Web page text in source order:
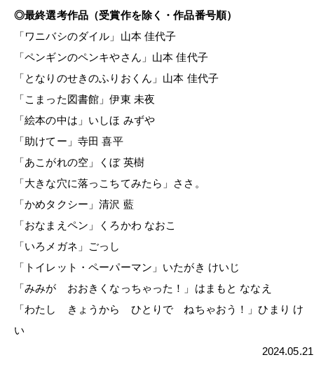
◎最終選考作品（受賞作を除く・作品番号順）
「ワニバシのダイル」山本 佳代子
「ペンギンのペンキやさん」山本 佳代子
「となりのせきのふりおくん」山本 佳代子
「こまった図書館」伊東 未夜
「絵本の中は」いしほ みずや
「助けてー」寺田 喜平
「あこがれの空」くぼ 英樹
「大きな穴に落っこちてみたら」ささ。
「かめタクシー」清沢 藍
「おなまえペン」くろかわ なおこ
「いろメガネ」ごっし
「トイレット・ペーパーマン」いたがき けいじ
「みみが おおきくなっちゃった！」はまもと ななえ
「わたし きょうから ひとりで ねちゃおう！」ひまり け
い
2024.05.21